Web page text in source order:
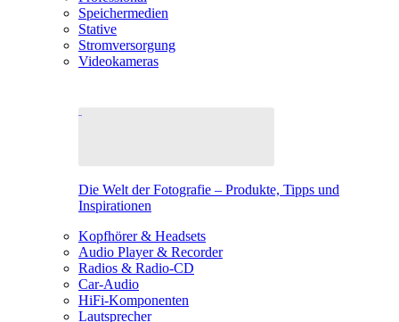
Speichermedien
Stative
Stromversorgung
Videokameras
Die Welt der Fotografie – Produkte, Tipps und
Inspirationen
Kopfhörer & Headsets
Audio Player & Recorder
Radios & Radio-CD
Car-Audio
HiFi-Komponenten
Lautsprecher